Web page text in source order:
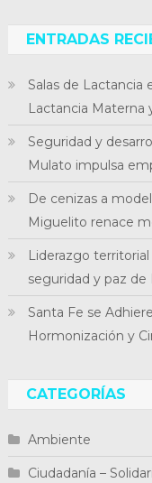
ENTRADAS
Salas de Lactancia
Lactancia Materna
Seguridad y
Mulato impulsa
De cenizas a
Miguelito renace
Liderazgo
seguridad y paz de
Santa Fe se
Hormonización y
CATEGORÍAS
Ambiente
Ciudadanía –